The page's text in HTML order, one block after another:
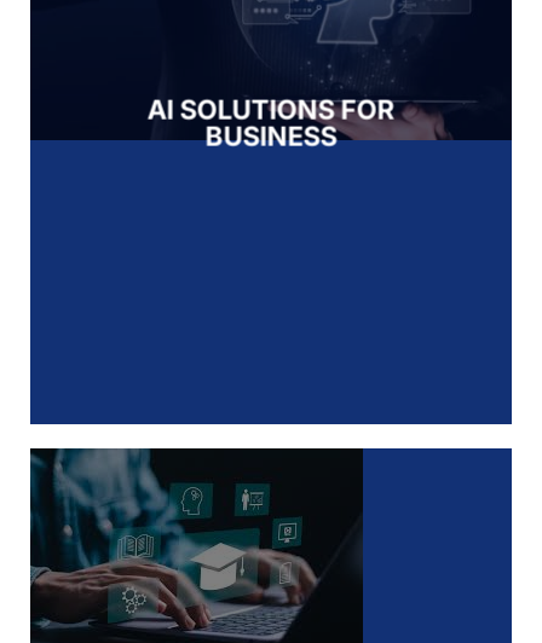
AI SOLUTIONS FOR
BUSINESS